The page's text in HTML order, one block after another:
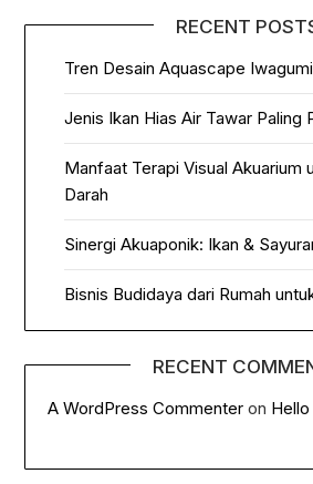
RECENT
Tren Desain Aquascape
Jenis Ikan Hias Air Tawar Paling
Manfaat Terapi Visual Akuarium
Darah
Sinergi Akuaponik: Ikan &
Bisnis Budidaya dari Rumah
RECENT
A WordPress Commenter on